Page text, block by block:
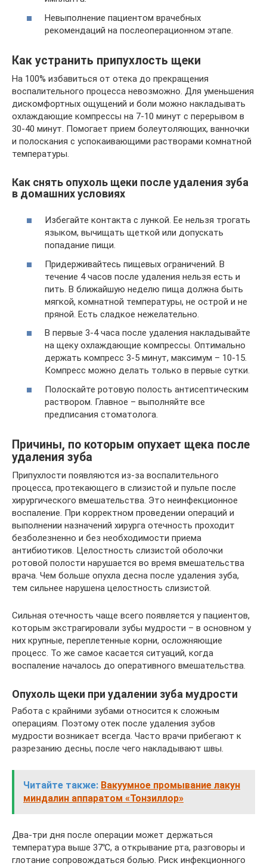
Невыполнение пациентом врачебных
рекомендаций на послеоперационном этапе.
Как устранить припухлость щеки
На 100% избавиться от отека до прекращения
воспалительного процесса невозможно. Для уменьшения
дискомфортных ощущений и боли можно накладывать
охлаждающие компрессы на 7-10 минут с перерывом в
30-40 минут. Помогает прием болеутоляющих, ванночки
и полоскания с успокаивающими растворами комнатной
температуры.
Как снять опухоль щеки после удаления зуба
в домашних условиях
Избегайте контакта с лункой. Ее нельзя трогать
языком, вычищать щеткой или допускать
попадание пищи.
Придерживайтесь пищевых ограничений. В
течение 4 часов после удаления нельзя есть и
пить. В ближайшую неделю пища должна быть
мягкой, комнатной температуры, не острой и не
пряной. Есть сладкое нежелательно.
В первые 3-4 часа после удаления накладывайте
на щеку охлаждающие компрессы. Оптимально
держать компресс 3-5 минут, максимум – 10-15.
Компресс можно делать только в первые сутки.
Полоскайте ротовую полость антисептическим
раствором. Главное – выполняйте все
предписания стоматолога.
Причины, по которым опухает щека после
удаления зуба
Припухлости появляются из-за воспалительного
процесса, протекающего в слизистой и пульпе после
хирургического вмешательства. Это неинфекционное
воспаление. При корректном проведении операций и
выполнении назначений хирурга отечность проходит
безболезненно и без необходимости приема
антибиотиков. Целостность слизистой оболочки
ротовой полости нарушается во время вмешательства
врача. Чем больше опухла десна после удаления зуба,
тем сильнее нарушена целостность слизистой.
Сильная отечность чаще всего появляется у пациентов,
которым экстрагировали зубы мудрости – в основном у
них крупные, переплетенные корни, осложняющие
процесс. То же самое касается ситуаций, когда
воспаление началось до оперативного вмешательства.
Опухоль щеки при удалении зуба мудрости
Работа с крайними зубами относится к сложным
операциям. Поэтому отек после удаления зубов
мудрости возникает всегда. Часто врачи прибегают к
разрезанию десны, после чего накладывают швы.
Читайте также: Вакуумное промывание лакун
миндалин аппаратом «Тонзиллор»
Два-три дня после операции может держаться
температура выше 37℃, а открывание рта, разговоры и
глотание сопровождаться болью. Риск инфекционного